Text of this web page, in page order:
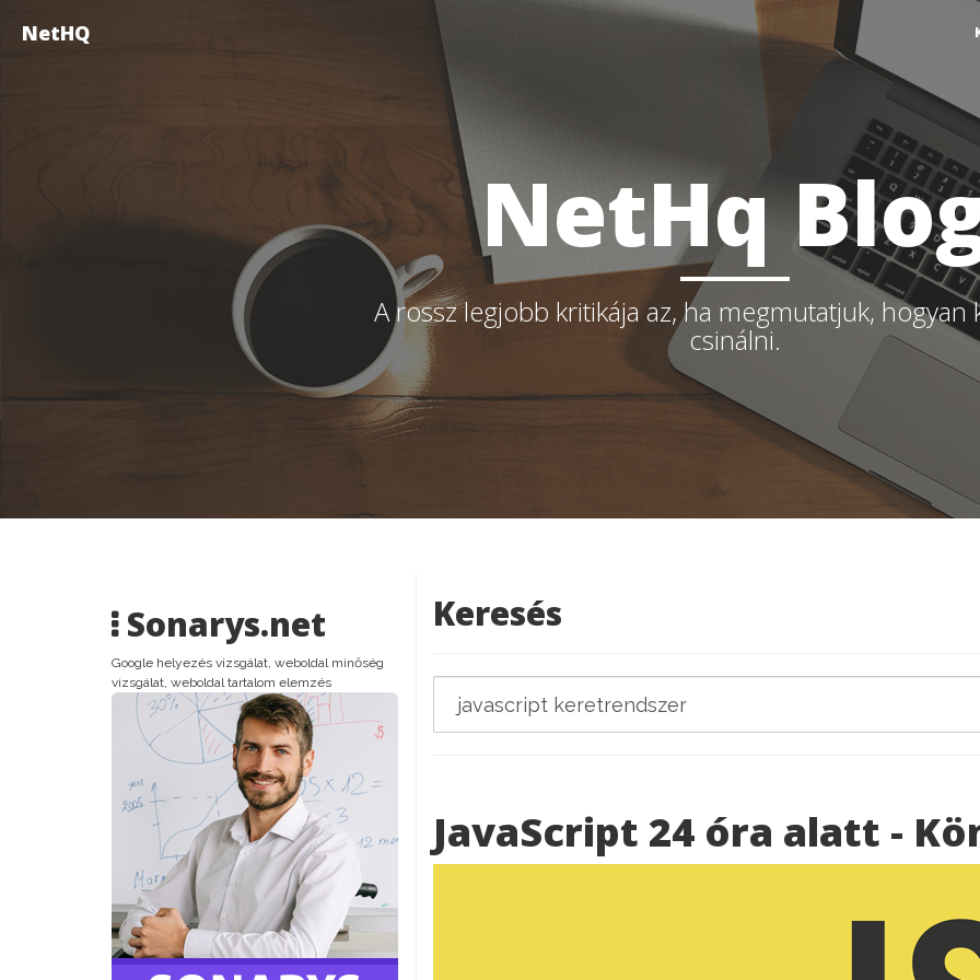
NetHQ
NetHq
A rossz legjobb kritikája az, ha megmutatjuk, hogyan
csinálni.
Sonarys.net
Google helyezés vizsgálat, weboldal minőség
vizsgálat, weboldal tartalom elemzés
Keresés
JavaScript 24 óra alatt -